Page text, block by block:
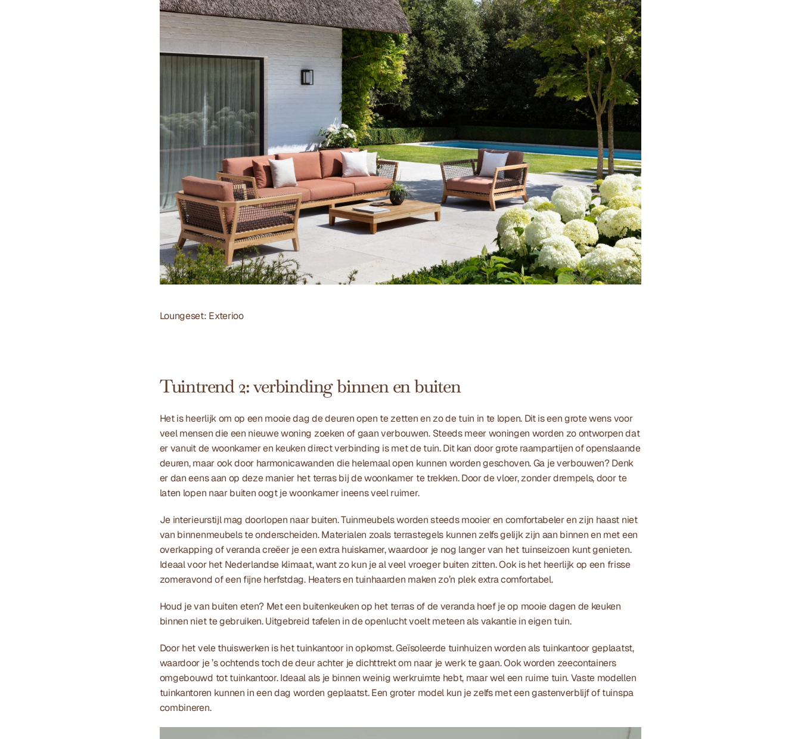
Loungeset: Exterioo
Tuintrend 2: verbinding binnen en buiten
Het is heerlijk om op een mooie dag de deuren open te zetten en zo de tuin in te lopen. Dit is een grote wens voor
veel mensen die een nieuwe woning zoeken of gaan verbouwen. Steeds meer woningen worden zo ontworpen dat
er vanuit de woonkamer en keuken direct verbinding is met de tuin. Dit kan door grote raampartijen of openslaande
deuren, maar ook door harmonicawanden die helemaal open kunnen worden geschoven. Ga je verbouwen? Denk
er dan eens aan op deze manier het terras bij de woonkamer te trekken. Door de vloer, zonder drempels, door te
laten lopen naar buiten oogt je woonkamer ineens veel ruimer.
Je interieurstijl mag doorlopen naar buiten. Tuinmeubels worden steeds mooier en comfortabeler en zijn haast niet
van binnenmeubels te onderscheiden. Materialen zoals terrastegels kunnen zelfs gelijk zijn aan binnen en met een
overkapping of veranda creëer je een extra huiskamer, waardoor je nog langer van het tuinseizoen kunt genieten.
Ideaal voor het Nederlandse klimaat, want zo kun je al veel vroeger buiten zitten. Ook is het heerlijk op een frisse
zomeravond of een fijne herfstdag. Heaters en tuinhaarden maken zo’n plek extra comfortabel.
Houd je van buiten eten? Met een buitenkeuken op het terras of de veranda hoef je op mooie dagen de keuken
binnen niet te gebruiken. Uitgebreid tafelen in de openlucht voelt meteen als vakantie in eigen tuin.
Door het vele thuiswerken is het tuinkantoor in opkomst. Geïsoleerde tuinhuizen worden als tuinkantoor geplaatst,
waardoor je ’s ochtends toch de deur achter je dichttrekt om naar je werk te gaan. Ook worden zeecontainers
omgebouwd tot tuinkantoor. Ideaal als je binnen weinig werkruimte hebt, maar wel een ruime tuin. Vaste modellen
tuinkantoren kunnen in een dag worden geplaatst. Een groter model kun je zelfs met een gastenverblijf of tuinspa
combineren.